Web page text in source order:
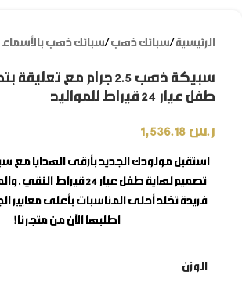
الرئيسية /سبائك ذهب /سبائك ذهب بالأسماء
سبيكة ذهب 2.5 جرام مع
طفل عيار 24 قيراط للمواليد
ر.س
استقبل مولودك الجديد بأرقى الهدايا مع
تصميم لهاية طفل
عيار 24 قيراط
فريدة تخلد أحلى المناسبات بأعلى معايير
اطلبها الآن من متجرنا!
الوزن